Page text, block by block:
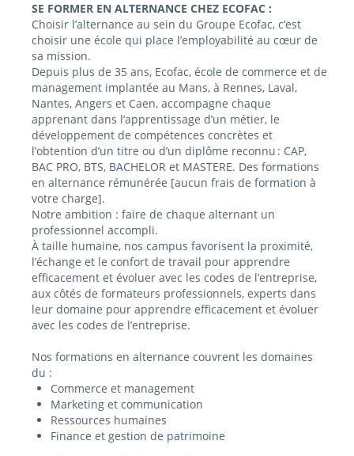
SE FORMER EN ALTERNANCE CHEZ ECOFAC :
Choisir l’alternance au sein du Groupe Ecofac, c’est
choisir une école qui place l’employabilité au cœur de
sa mission.
Depuis plus de 35 ans, Ecofac, école de commerce et de
management implantée au Mans, à Rennes, Laval,
Nantes, Angers et Caen, accompagne chaque
apprenant dans l’apprentissage d’un métier, le
développement de compétences concrètes et
l’obtention d’un titre ou d’un diplôme reconnu : CAP,
BAC PRO, BTS, BACHELOR et MASTERE. Des formations
en alternance rémunérée [aucun frais de formation à
votre charge].
Notre ambition : faire de chaque alternant un
professionnel accompli.
À taille humaine, nos campus favorisent la proximité,
l’échange et le confort de travail pour apprendre
efficacement et évoluer avec les codes de l’entreprise,
aux côtés de formateurs professionnels, experts dans
leur domaine pour apprendre efficacement et évoluer
avec les codes de l’entreprise.
Nos formations en alternance couvrent les domaines
du :
Commerce et management
Marketing et communication
Ressources humaines
Finance et gestion de patrimoine